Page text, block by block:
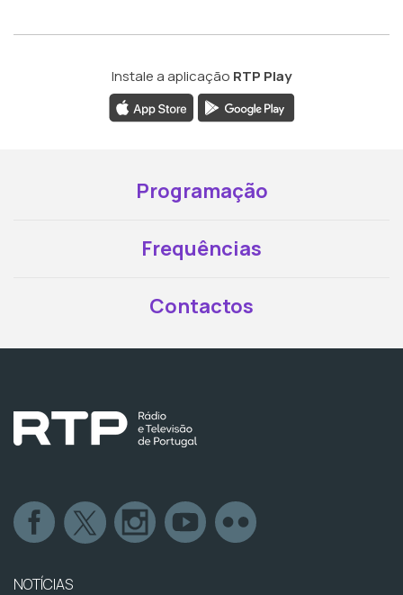
Instale a aplicação RTP Play
Programação
Frequências
Contactos
NOTÍCIAS